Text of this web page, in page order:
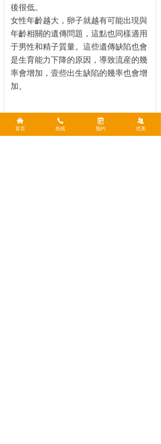
後很低。
女性年齡越大，卵子就越有可能出現與
年齡相關的遺傳問題，這點也同樣適用
于男性和精子質量。這些遺傳缺陷也會
是生育能力下降的原因，導致流産的幾
率會增加，壹些出生缺陷的幾率也會增
加。
生育能力下降的男性怎麽辦？
有很多方法可以幫助精子數量低或質量
낀
首页
끅
热线
녀
预约
뀡
优美